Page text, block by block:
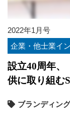
2022年1月号
企業・他士業イ
設立40周年、
供に取り組む
ブランディング